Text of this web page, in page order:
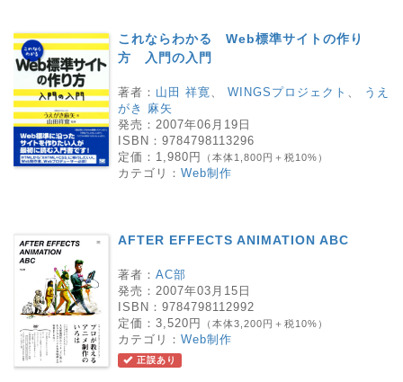
これならわかる Web標準サイトの作り
方 入門の入門
著者： 山田 祥寛 WINGSプロジェクト
うえ
がき 麻矢
発売： 2007年06月19日
ISBN： 9784798113296
定価： 1,980円 （本体1,800円＋税10%）
カテゴリ： Web制作
AFTER EFFECTS ANIMATION ABC
著者： AC部
発売： 2007年03月15日
ISBN： 9784798112992
定価： 3,520円 （本体3,200円＋税10%）
カテゴリ： Web制作
正誤あり